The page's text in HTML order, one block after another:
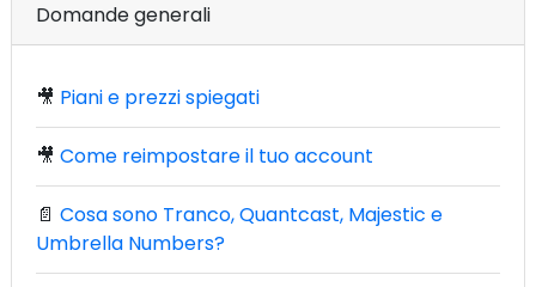
Domande generali
🎥 Piani e prezzi spiegati
🎥 Come reimpostare il tuo account
📄 Cosa sono Tranco, Quantcast, Majestic e
Umbrella Numbers?